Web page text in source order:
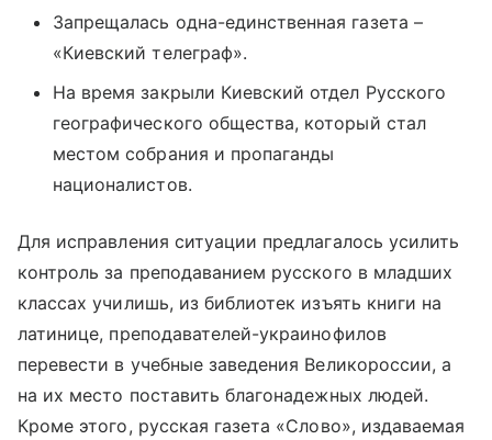
Запрещалась одна-единственная газета –
«Киевский телеграф».
На время закрыли Киевский отдел Русского
географического общества, который стал
местом собрания и пропаганды
националистов.
Для исправления ситуации предлагалось усилить
контроль за преподаванием русского в младших
классах училишь, из библиотек изъять книги на
латинице, преподавателей-украинофилов
перевести в учебные заведения Великороссии, а
на их место поставить благонадежных людей.
Кроме этого, русская газета «Слово», издаваемая